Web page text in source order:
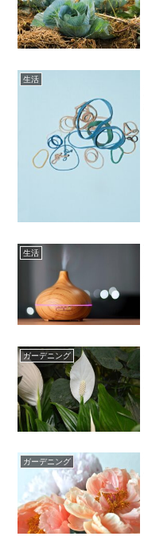
生活
生活
ガーデニング
ガーデニング